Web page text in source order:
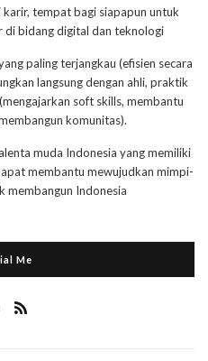
tempat bagi siapapun untuk
di bidang digital dan teknologi
paling terjangkau (efisien secara
langsung dengan ahli, praktik
soft skills, membantu
komunitas).
muda Indonesia yang memiliki
membantu mewujudkan mimpi-
membangun Indonesia
Me